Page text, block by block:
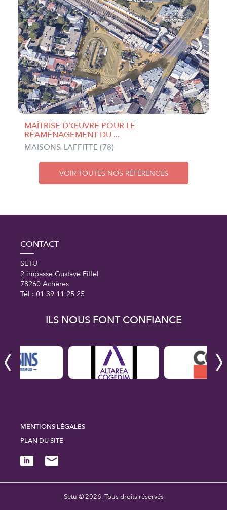
MAÎTRISE D’ŒUVRE POUR LE
RÉAMÉNAGEMENT DU ...
MAISONS-LAFFITTE (78)
VOIR TOUTES NOS RÉFÉRENCES
CONTACT
SETU
2 impasse Gustave Eiffel
78260 Achères
Tél : 01 39 11 25 25
ILS NOUS FONT CONFIANCE
MENTIONS LÉGALES
PLAN DU SITE
Setu © 2026. Tous droits réservés